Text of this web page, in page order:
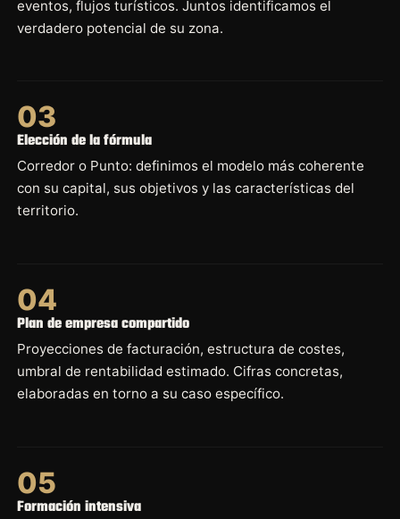
eventos, flujos turísticos. Juntos identificamos el
verdadero potencial de su zona.
03
Elección de la fórmula
Corredor o Punto: definimos el modelo más coherente
con su capital, sus objetivos y las características del
territorio.
04
Plan de empresa compartido
Proyecciones de facturación, estructura de costes,
umbral de rentabilidad estimado. Cifras concretas,
elaboradas en torno a su caso específico.
05
Formación intensiva